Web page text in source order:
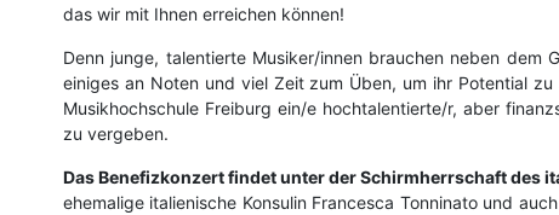
das wir mit Ihnen erreichen können!
Denn junge, talentierte Musiker/innen brauchen neben dem
einiges an Noten und viel Zeit zum Üben, um ihr Potential
Musikhochschule Freiburg ein/e hochtalentierte/r, aber
zu vergeben.
Das Benefizkonzert findet unter der Schirmherrschaft des
ehemalige italienische Konsulin Francesca Tonninato und